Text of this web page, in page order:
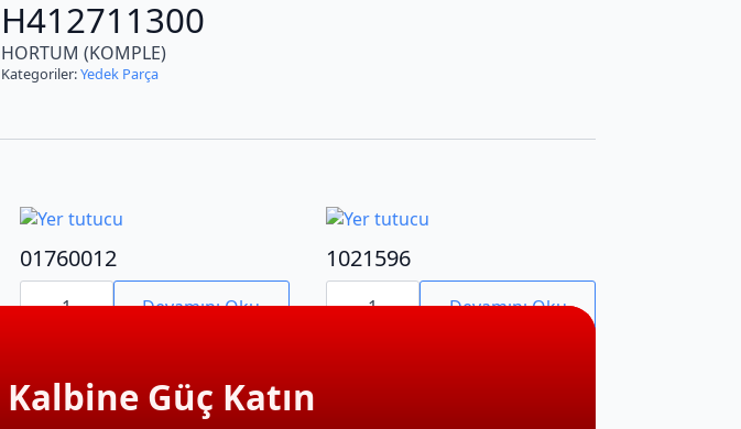
H412711300
HORTUM (KOMPLE)
Kategoriler:Yedek Parça
01760012
01760012
adet Devamını Oku
1021596
1021596
adet Devamını Oku
Güç Katın